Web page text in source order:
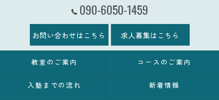
090-6050-1459
お問い合わせはこちら 求人募集はこちら
教室のご案内 コースのご案内
入塾までの流れ 新着情報